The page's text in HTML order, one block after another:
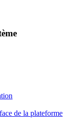
de la plateforme